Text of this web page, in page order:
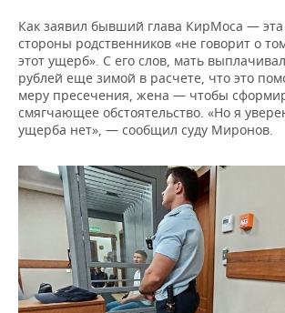
Как заявил бывший глава КирМоса — эта
стороны родственников «не говорит о
этот ущерб». С его слов, мать
рублей еще зимой в расчете, что это
меру пресечения, жена — чтобы
смягчающее обстоятельство. «Но я
ущерба нет», — сообщил суду Миронов.